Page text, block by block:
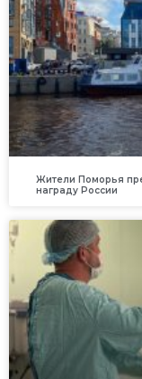
Жители Поморья
награду России